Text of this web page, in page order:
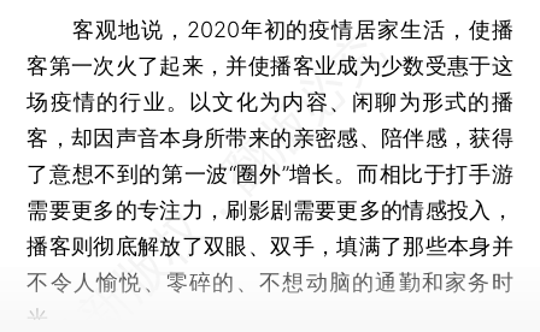
客观地说，2020年初的疫情居家生活，使播
客第一次火了起来，并使播客业成为少数受惠于这
场疫情的行业。以文化为内容、闲聊为形式的播
客，却因声音本身所带来的亲密感、陪伴感，获得
了意想不到的第一波“圈外”增长。而相比于打手游
需要更多的专注力，刷影剧需要更多的情感投入，
播客则彻底解放了双眼、双手，填满了那些本身并
不令人愉悦、零碎的、不想动脑的通勤和家务时
光。